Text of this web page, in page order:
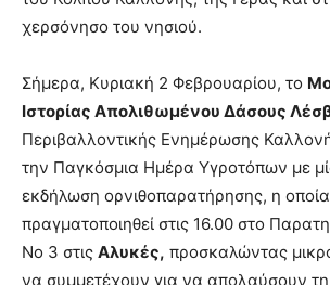
χερσόνησο του νησιού.
Σήμερα, Κυριακή 2 Φεβρουαρίου, το
Ιστορίας Απολιθωμένου Δάσους
Περιβαλλοντικής Ενημέρωσης
την Παγκόσμια Ημέρα Υγροτόπων με
εκδήλωση ορνιθοπαρατήρησης, η
πραγματοποιηθεί στις 16.00 στο
Νο 3 στις Αλυκές, προσκαλώντας
να συμμετέχουν για να απολαύσουν